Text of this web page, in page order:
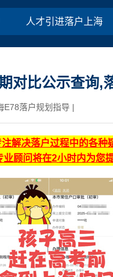
人才引进落户上海
对比公示查询,
E78落户规划指导 |
解决落户过程中的各种
业顾问将在2小时内为您